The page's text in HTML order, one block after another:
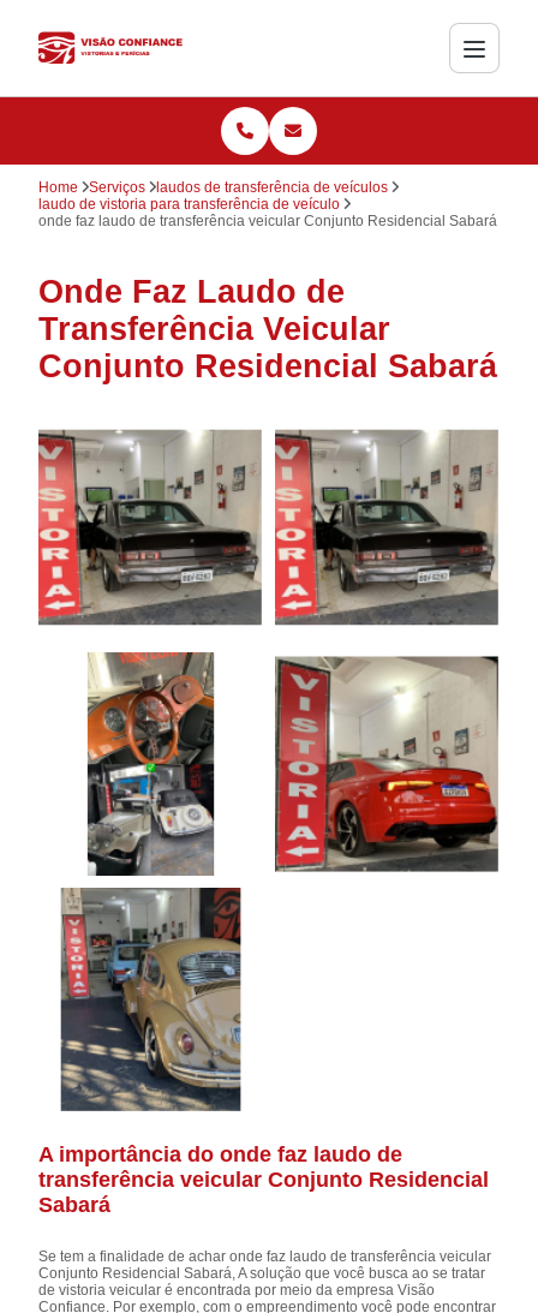
Home Serviços
laudos de transferência de veículos
laudo de vistoria para transferência de veículo
onde faz laudo de transferência veicular Conjunto Residencial Sabará
Onde Faz Laudo de
Transferência Veicular
Conjunto Residencial Sabará
A importância do onde faz laudo de
transferência veicular Conjunto Residencial
Sabará
Se tem a finalidade de achar onde faz laudo de transferência veicular
Conjunto Residencial Sabará, A solução que você busca ao se tratar
de vistoria veicular é encontrada por meio da empresa Visão
Confiance. Por exemplo, com o empreendimento você pode encontrar